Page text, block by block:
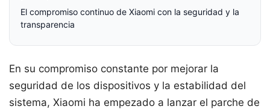
El compromiso continuo de Xiaomi con la seguridad y la
transparencia
En su compromiso constante por mejorar la
seguridad de los dispositivos y la estabilidad del
sistema, Xiaomi ha empezado a lanzar el parche de